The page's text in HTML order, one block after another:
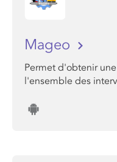
Mageo
Permet d'obtenir
l'ensemble des